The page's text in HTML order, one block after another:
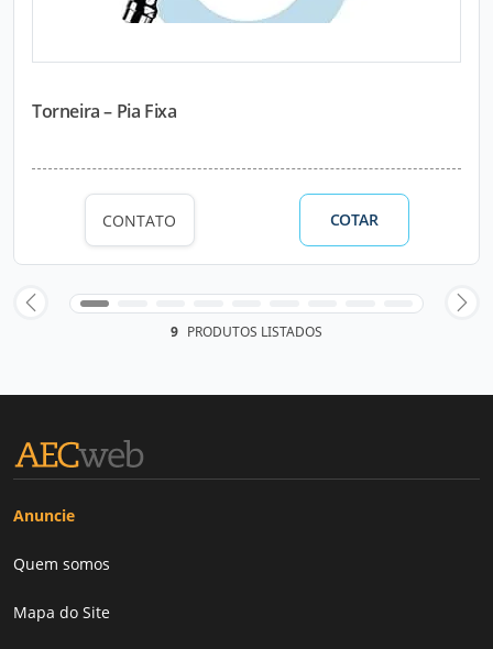
Torneira – Pia Fixa
CONTATO COTAR
9 PRODUTOS LISTADOS
Anuncie
Quem somos
Mapa do Site